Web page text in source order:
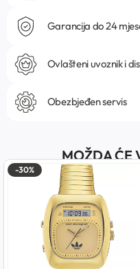
Garancija do 24
Ovlašteni uvoznik i
Obezbjeđen servis
MOŽDA ĆE
-30%